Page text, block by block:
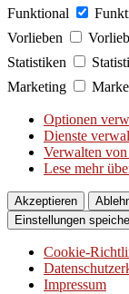
Funktional
Vorlieben
Statistiken
Marketing
Optionen
Dienste
Verwalten
Lese mehr
Akzeptieren
Einstellungen
Cookie-
Impressum